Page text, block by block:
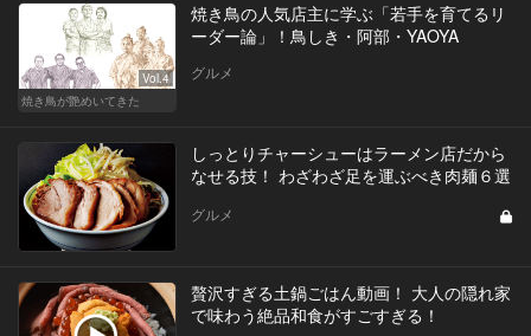
Vol.4
焼き鳥が艶めいてきた
焼き鳥の人気店主に学ぶ「若手を育てるリ
ーダー論」！鳥しき・阿部・YAOYA
グルメ
しっとりチャーシューはラーメン店だから
なせる技！ わざわざ足を運ぶべき肉麺６選
グルメ
贅沢すぎる土鍋ごはん動画！ 大人の隠れ家
で味わう絶品和食がすごすぎる！